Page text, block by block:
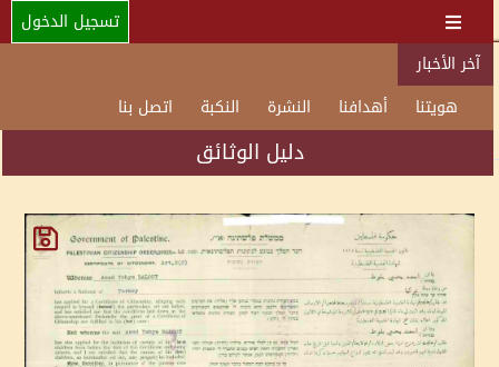
تسجيل الدخول
آخر الأخبار
هويتنا
أهدافنا النشرة النكبة اتصل بنا
دليل الوثائق